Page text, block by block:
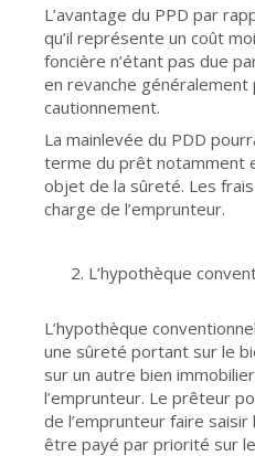
L’avantage du PPD par
qu’il représente un coût
foncière n’étant pas due
en revanche généralement
cautionnement.
La mainlevée du PDD
terme du prêt notamment
objet de la sûreté. Les
charge de l’emprunteur.
L’hypothèque
L’hypothèque
une sûreté portant sur le
sur un autre bien
l’emprunteur. Le prêteur
de l’emprunteur faire
être payé par priorité sur